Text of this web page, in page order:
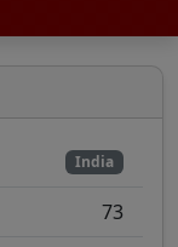
India
73